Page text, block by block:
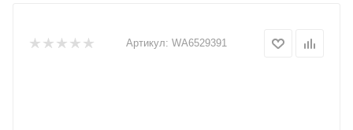
Артикул: WA6529391